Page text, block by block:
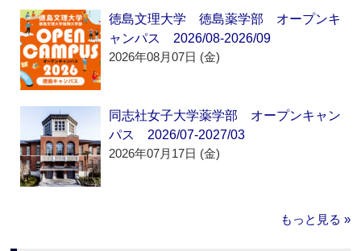
徳島文理大学 徳島薬学部 オープンキ
ャンパス 2026/08-2026/09
2026年08月07日 (金)
同志社女子大学薬学部 オープンキャン
パス 2026/07-2027/03
2026年07月17日 (金)
もっと見る »